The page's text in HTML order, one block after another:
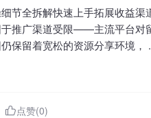
节全拆解快速上手拓展收益渠
于推广渠道受限——主流平台对
保留着宽松的资源分享环境，
点赞(0)